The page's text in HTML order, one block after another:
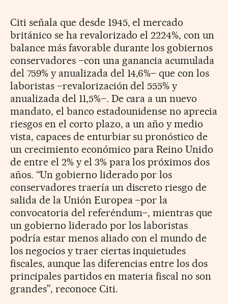
Citi señala que desde 1945, el mercado
británico se ha revalorizado el 2224%, con un
balance más favorable durante los gobiernos
conservadores –con una ganancia acumulada
del 759% y anualizada del 14,6%– que con los
laboristas –revalorización del 555% y
anualizada del 11,5%–. De cara a un nuevo
mandato, el banco estadounidense no aprecia
riesgos en el corto plazo, a un año y medio
vista, capaces de enturbiar su pronóstico de
un crecimiento económico para Reino Unido
de entre el 2% y el 3% para los próximos dos
años. “Un gobierno liderado por los
conservadores traería un discreto riesgo de
salida de la Unión Europea –por la
convocatoria del referéndum–, mientras que
un gobierno liderado por los laboristas
podría estar menos aliado con el mundo de
los negocios y traer ciertas inquietudes
fiscales, aunque las diferencias entre los dos
principales partidos en materia fiscal no son
grandes”, reconoce Citi.